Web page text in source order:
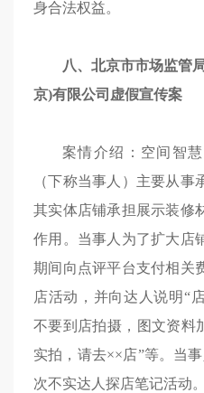
身合法权益。
八、北京市市场监管
京)有限公司虚假宣传案
案情介绍：空间智
（下称当事人）主要从事
其实体店铺承担展示装修
作用。当事人为了扩大店
期间向点评平台支付相关
店活动，并向达人说明“
不要到店拍摄，图文资料
实拍，请去××店”等。当
次不实达人探店笔记活动。